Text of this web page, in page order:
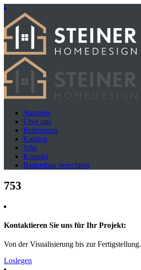
Startseite
Über uns
Referenzen
Katalog
Jobs
Kontakt
Badumbau berechnen
753
Kontaktieren Sie uns für Ihr Projekt:
Von der Visualisierung bis zur Fertigstellung.
Loslegen